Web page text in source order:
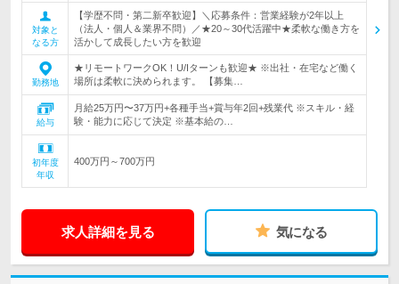
対象と
なる方
【学歴不問・第二新卒歓迎】＼応募条件：営業経験が2年以上
（法人・個人＆業界不問）／★20～30代活躍中★柔軟な働き方を
活かして成長したい方を歓迎
勤務地
★リモートワークOK！U/Iターンも歓迎★ ※出社・在宅など働く
場所は柔軟に決められます。 【募集…
給与
月給25万円〜37万円+各種手当+賞与年2回+残業代 ※スキル・経
験・能力に応じて決定 ※基本給の…
初年度
年収
400万円～700万円
求人詳細を見る 気になる